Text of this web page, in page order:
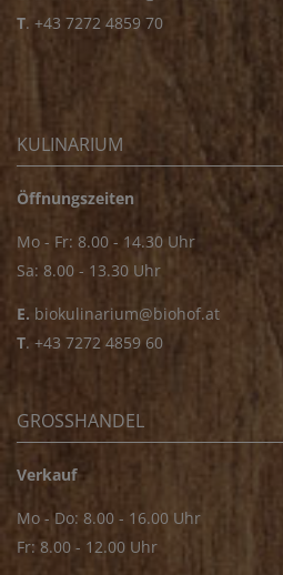
T. +43 7272 4859 70
KULINARIUM
Öffnungszeiten
Mo - Fr: 8.00 - 14.30 Uhr
Sa: 8.00 - 13.30 Uhr
E. biokulinarium@biohof.at
T. +43 7272 4859 60
GROSSHANDEL
Verkauf
Mo - Do: 8.00 - 16.00 Uhr
Fr: 8.00 - 12.00 Uhr